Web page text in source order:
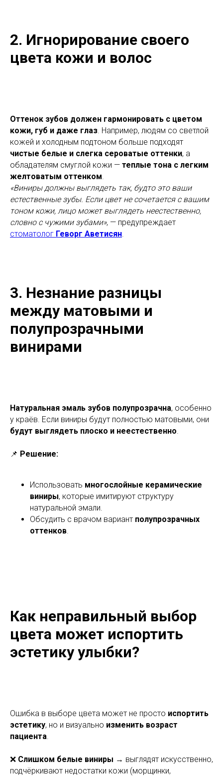
2. Игнорирование своего
цвета кожи и волос
Оттенок зубов должен гармонировать с цветом
кожи, губ и даже глаз. Например, людям со светлой
кожей и холодным подтоном больше подходят
чистые белые и слегка сероватые оттенки, а
обладателям смуглой кожи — теплые тона с легким
желтоватым оттенком.
«Виниры должны выглядеть так, будто это ваши
естественные зубы. Если цвет не сочетается с вашим
тоном кожи, лицо может выглядеть неестественно,
словно с чужими зубами», — предупреждает
стоматолог Геворг Аветисян.
3. Незнание разницы
между матовыми и
полупрозрачными
винирами
Натуральная эмаль зубов полупрозрачна, особенно
у краёв. Если виниры будут полностью матовыми, они
будут выглядеть плоско и неестественно.
📌 Решение:
Использовать многослойные керамические
виниры, которые имитируют структуру
натуральной эмали.
Обсудить с врачом вариант полупрозрачных
оттенков.
Как неправильный выбор
цвета может испортить
эстетику улыбки?
Ошибка в выборе цвета может не просто испортить
эстетику, но и визуально изменить возраст
пациента.
❌ Слишком белые виниры → выглядят искусственно,
подчёркивают недостатки кожи (морщинки,